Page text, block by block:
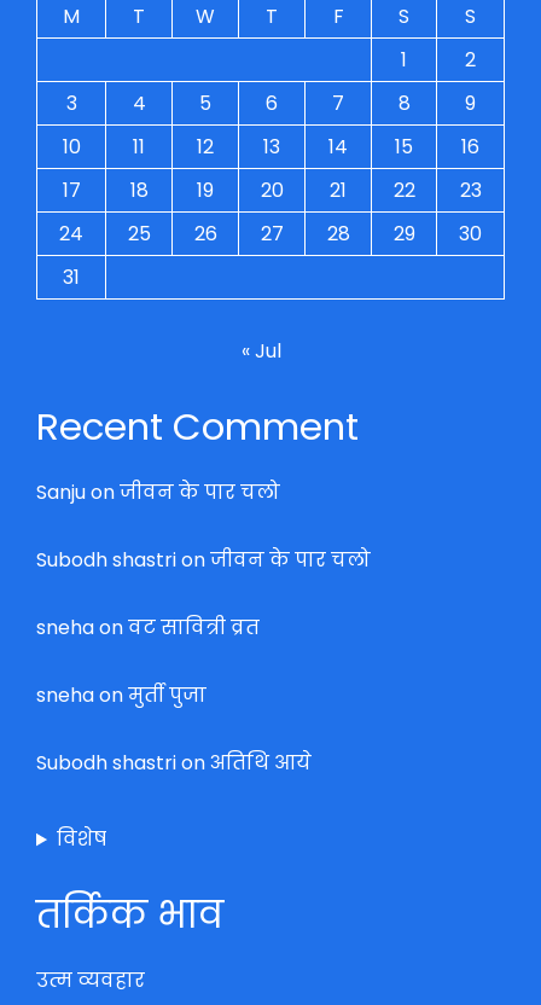
M
T W T F S
S
1
2
3
4 5 6 7 8
9
10
11 12 13 14 15
16
17
18 19 20 21 22
23
24
25 26 27 28 29
30
31
« Jul
Recent Comment
Sanjuonजीवन के पार चलो
Subodh shastrionजीवन के पार चलो
snehaonवट सावित्री व्रत
snehaonमुर्ती पुजा
Subodh shastrionअतिथि आये
विशेष
तर्किक भाव
उत्म व्यवहार